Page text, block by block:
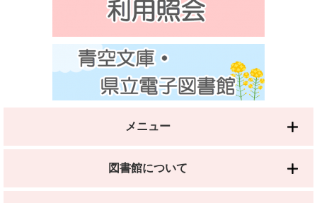
メニュー
図書館について